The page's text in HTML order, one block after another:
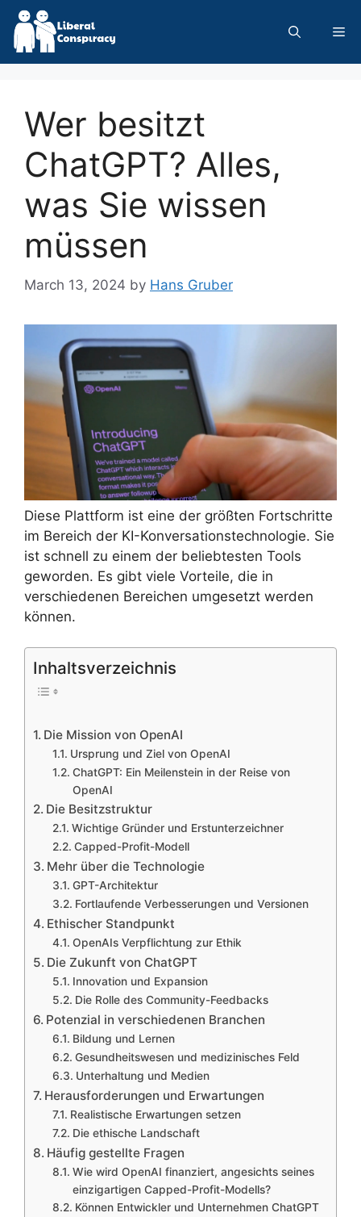
Skip
content
Wer besitzt
ChatGPT? Alles,
was Sie wissen
müssen
March 13, 2024 by Hans Gruber
Diese Plattform ist eine der größten Fortschritte
im Bereich der KI-Konversationstechnologie. Sie
ist schnell zu einem der beliebtesten Tools
geworden. Es gibt viele Vorteile, die in
verschiedenen Bereichen umgesetzt werden
können.
Inhaltsverzeichnis
Die Mission von OpenAI
Ursprung und Ziel von OpenAI
ChatGPT: Ein Meilenstein in der Reise von
OpenAI
Die Besitzstruktur
Wichtige Gründer und Erstunterzeichner
Capped-Profit-Modell
Mehr über die Technologie
GPT-Architektur
Fortlaufende Verbesserungen und Versionen
Ethischer Standpunkt
OpenAIs Verpflichtung zur Ethik
Die Zukunft von ChatGPT
Innovation und Expansion
Die Rolle des Community-Feedbacks
Potenzial in verschiedenen Branchen
Bildung und Lernen
Gesundheitswesen und medizinisches Feld
Unterhaltung und Medien
Herausforderungen und Erwartungen
Realistische Erwartungen setzen
Die ethische Landschaft
Häufig gestellte Fragen
Wie wird OpenAI finanziert, angesichts seines
einzigartigen Capped-Profit-Modells?
Können Entwickler und Unternehmen ChatGPT